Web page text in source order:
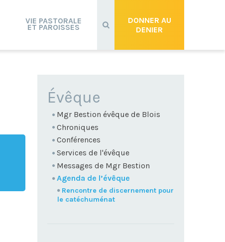
DONNER AU
DENIER
VIE PASTORALE
ET PAROISSES
NAVIGATION
Évêque
Mgr Bestion évêque de Blois
Chroniques
Conférences
Services de l'évêque
Messages de Mgr Bestion
Agenda de l’évêque
Rencontre de discernement pour
le catéchuménat